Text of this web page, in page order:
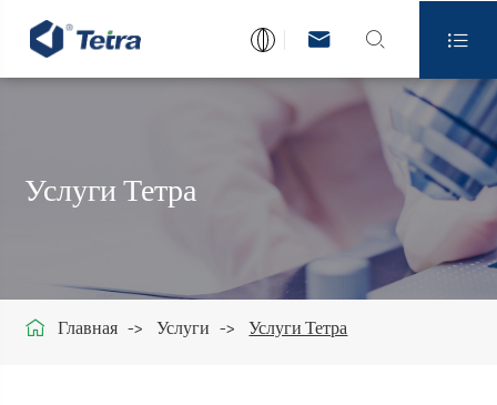
  
Услуги Тетра
 Главная Услуги Услуги Тетра